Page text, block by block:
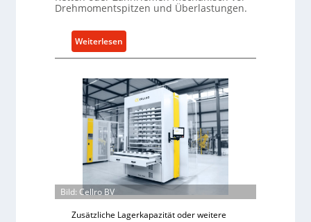
Drehmomentspitzen und Überlastungen.
Weiterlesen:
M
c
h
a
n
i
s
c
h
e
r
Bild: Cellro BV
Zusätzliche Lagerkapazität oder weitere